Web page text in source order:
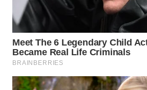
KARAWANG
BEKASI
WN
BOGOR